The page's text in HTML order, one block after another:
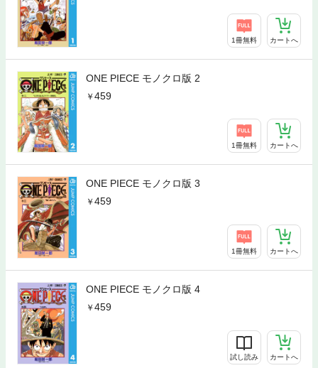
1冊無料 カートへ
ONE PIECE モノクロ版 2
459
1冊無料 カートへ
ONE PIECE モノクロ版 3
459
1冊無料 カートへ
ONE PIECE モノクロ版 4
459
試し読み カートへ